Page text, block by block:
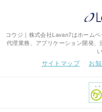
コウジ｜株式会社Lavan7はホーム
代理業務、アプリケーション開発
サイトマップ お